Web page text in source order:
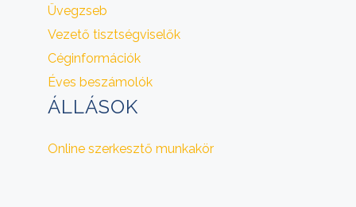
Üvegzseb
Vezető tisztségviselők
Céginformációk
Éves beszámolók
ÁLLÁSOK
Online szerkesztő munkakör